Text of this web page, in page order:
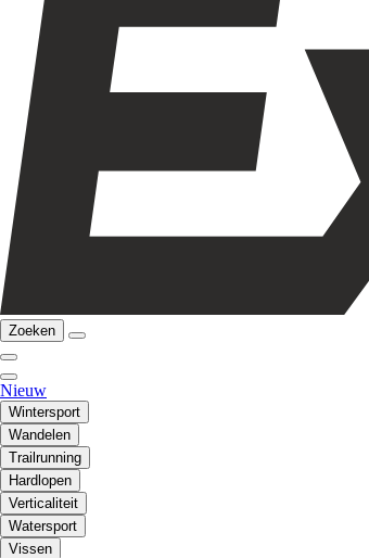
Zoeken
Nieuw
Wintersport
Wandelen
Trailrunning
Hardlopen
Verticaliteit
Watersport
Vissen